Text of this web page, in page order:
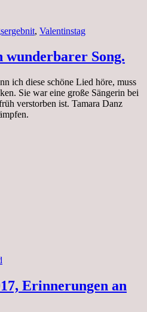
, Valentinstag
Song.
ich diese schöne Lied höre, muss
Sie war eine große Sängerin bei
verstorben ist. Tamara Danz
Erinnerungen an